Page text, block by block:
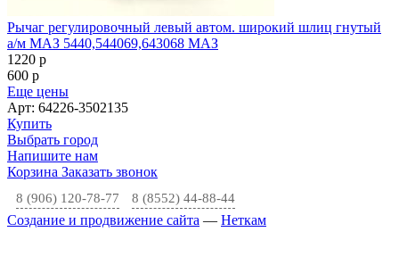
Рычаг регулировочный левый автом. широкий шлиц гнутый
а/м МАЗ 5440,544069,643068 МАЗ
1220 p
600 p
Еще цены
Арт: 64226-3502135
Купить
Выбрать город
Напишите нам
Корзина Заказать звонок
8 (906) 120-78-77 8 (8552) 44-88-44
Создание и продвижение сайта — Неткам